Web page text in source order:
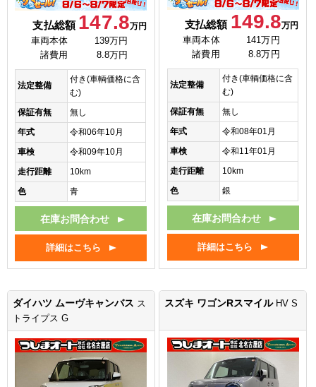
支払総額 147.8万円
車両本体
139万円
諸費用
8.8万円
法定整備
付き(車輌価格に含
む)
保証有無
無し
年式
令和06年10月
車検
令和09年10月
走行距離
10km
色
青
在庫お問合わせ
詳細はこちら
支払総額 149.8万円
車両本体
141万円
諸費用
8.8万円
法定整備
付き(車輌価格に含
む)
保証有無
無し
年式
令和08年01月
車検
令和11年01月
走行距離
10km
色
銀
在庫お問合わせ
詳細はこちら
ダイハツ ムーヴキャンバス ス
トライプス G
スズキ ワゴンRスマイル HV S